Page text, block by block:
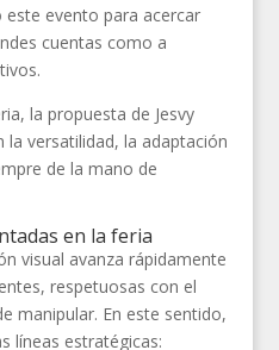
evento para acercar
cuentas como a
la propuesta de Jesvy
versatilidad, la adaptación
de la mano de
en la feria
visual avanza rápidamente
respetuosas con el
manipular. En este sentido,
líneas estratégicas: